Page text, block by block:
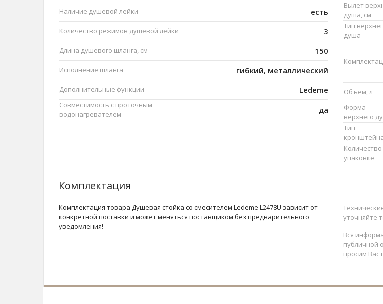
Наличие душевой лейки есть
Количество режимов душевой лейки 3
Длина душевого шланга, см 150
Исполнение шланга гибкий, металлический
Дополнительные функции Ledeme
Совместимость с проточным
водонагревателем
да
Вылет
душа, см
Тип
душа
Объем, л
Форма
верхнего
Тип
Количество
упаковке
Комплектация
Комплектация товара Душевая стойка со смесителем Ledeme L2478U зависит от
конкретной поставки и может меняться поставщиком без предварительного
уведомления!
уточняйте
Вся
публичной
просим Вас